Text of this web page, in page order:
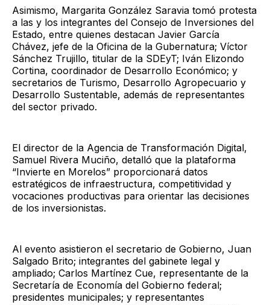
Asimismo, Margarita González Saravia tomó protesta
a las y los integrantes del Consejo de Inversiones del
Estado, entre quienes destacan Javier García
Chávez, jefe de la Oficina de la Gubernatura; Víctor
Sánchez Trujillo, titular de la SDEyT; Iván Elizondo
Cortina, coordinador de Desarrollo Económico; y
secretarios de Turismo, Desarrollo Agropecuario y
Desarrollo Sustentable, además de representantes
del sector privado.
El director de la Agencia de Transformación Digital,
Samuel Rivera Muciño, detalló que la plataforma
“Invierte en Morelos” proporcionará datos
estratégicos de infraestructura, competitividad y
vocaciones productivas para orientar las decisiones
de los inversionistas.
Al evento asistieron el secretario de Gobierno, Juan
Salgado Brito; integrantes del gabinete legal y
ampliado; Carlos Martínez Cue, representante de la
Secretaría de Economía del Gobierno federal;
presidentes municipales; y representantes